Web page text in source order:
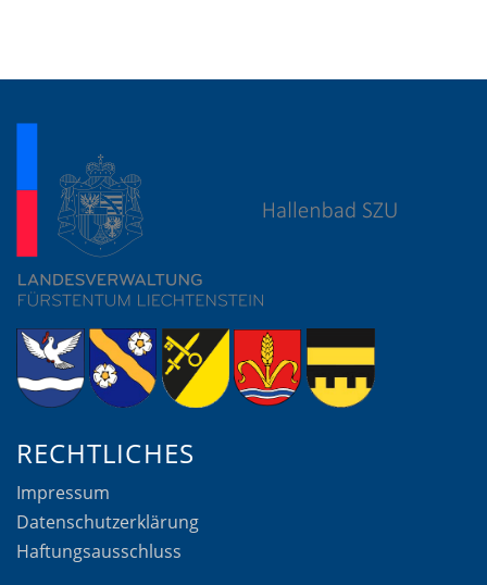
RECHTLICHES
Impressum
Datenschutzerklärung
Haftungsausschluss